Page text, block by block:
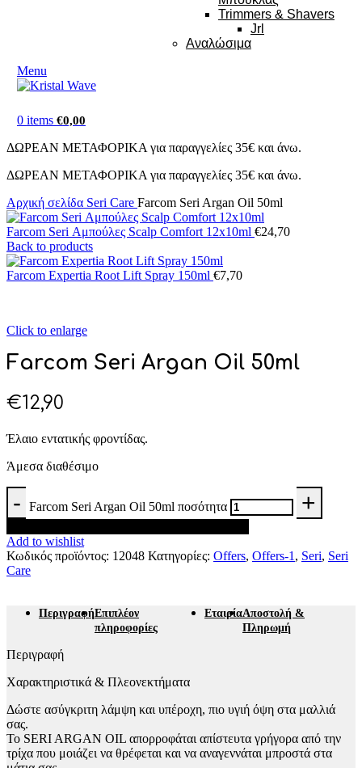
Trimmers & Shavers
Jrl
Αναλώσιμα
Menu
0 items €0,00
ΔΩΡΕΑΝ ΜΕΤΑΦΟΡΙΚΑ για παραγγελίες 35€ και άνω.
ΔΩΡΕΑΝ ΜΕΤΑΦΟΡΙΚΑ για παραγγελίες 35€ και άνω.
Αρχική σελίδα Seri Care Farcom Seri Argan Oil 50ml
Farcom Seri Αμπούλες Scalp Comfort 12x10ml €24,70
Back to products
Farcom Expertia Root Lift Spray 150ml €7,70
Click to enlarge
Farcom Seri Argan Oil 50ml
€12,90
Έλαιο εντατικής φροντίδας.
Άμεσα διαθέσιμο
Farcom Seri Argan Oil 50ml ποσότητα
Add to wishlist
Κωδικός προϊόντος: 12048 Κατηγορίες: Offers, Offers-1 , Seri, Seri
Care
ΠεριγραφήΕπιπλέον
πληροφορίες
ΕταιρίαΑποστολή &
Πληρωμή
Περιγραφή
Χαρακτηριστικά & Πλεονεκτήματα
Δώστε ασύγκριτη λάμψη και υπέροχη, πιο υγιή όψη στα μαλλιά
σας.
Το SERI ARGAN OIL απορροφάται απίστευτα γρήγορα από την
τρίχα που μοιάζει να θρέφεται και να αναγεννάται μπροστά στα